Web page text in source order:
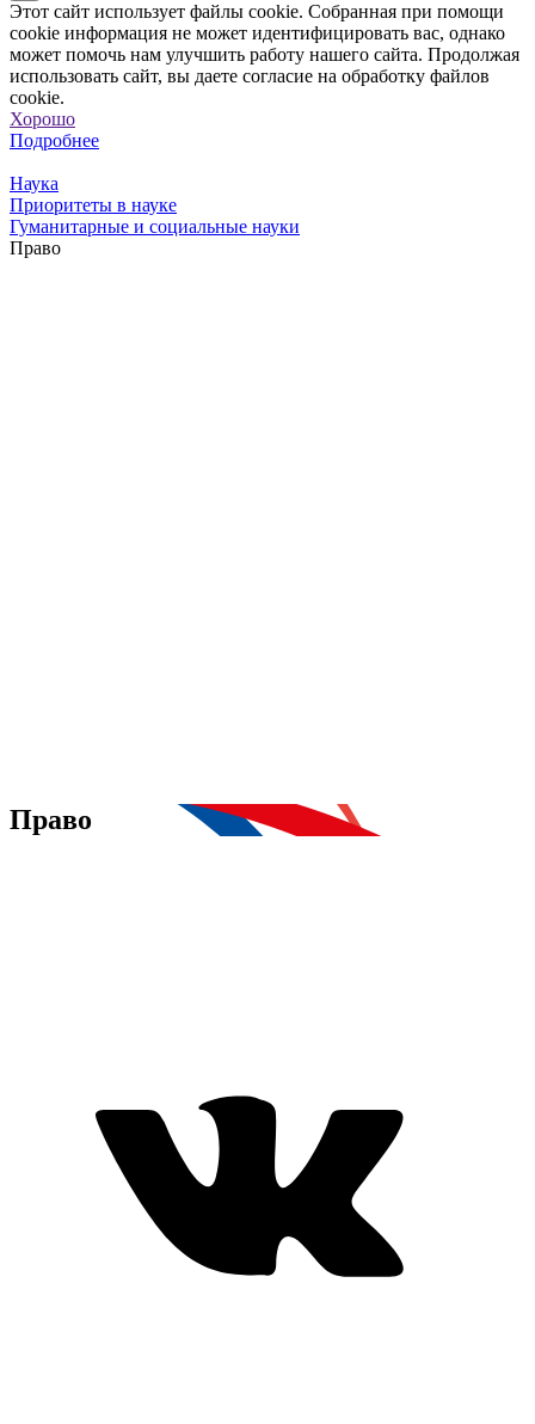
Этот сайт использует файлы cookie. Собранная при помощи
cookie информация не может идентифицировать вас, однако
может помочь нам улучшить работу нашего сайта. Продолжая
использовать сайт, вы даете согласие на обработку файлов
cookie.
Хорошо
Подробнее
Наука
Приоритеты в науке
Гуманитарные и социальные науки
Право
Право